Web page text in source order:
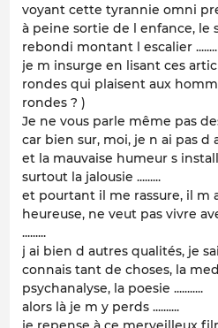
voyant cette tyrannie omni
à peine sortie de l enfance, le
rebondi montant l escalier ........
je m insurge en lisant ces
rondes qui plaisent aux
rondes ? )
Je ne vous parle même pas
car bien sur, moi, je n ai pas d
et la mauvaise humeur s
surtout la jalousie .........
et pourtant il me rassure, il m
heureuse, ne veut pas vivre
.........
j ai bien d autres qualités, je
connais tant de choses, la
psychanalyse, la poesie ...........
alors là je m y perds ..........